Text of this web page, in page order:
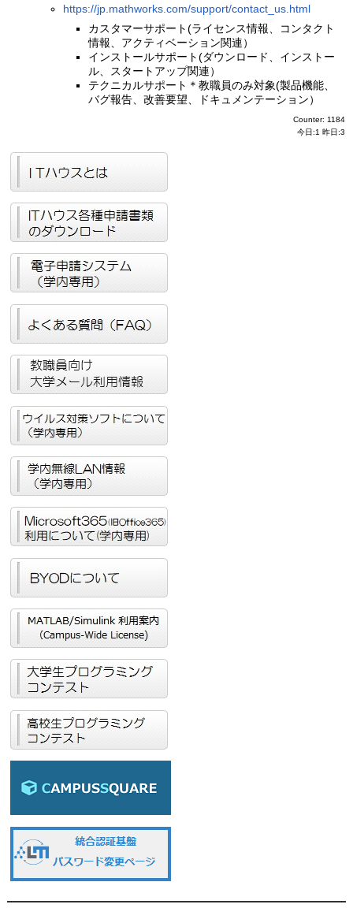
https://jp.mathworks.com/support/contact_us.html
カスタマーサポート(ライセンス情報、コンタクト
情報、アクティベーション関連）
インストールサポート(ダウンロード、インストー
ル、スタートアップ関連）
テクニカルサポート＊教職員のみ対象(製品機能、
バグ報告、改善要望、ドキュメンテーション）
Counter: 1184
今日:1 昨日:3